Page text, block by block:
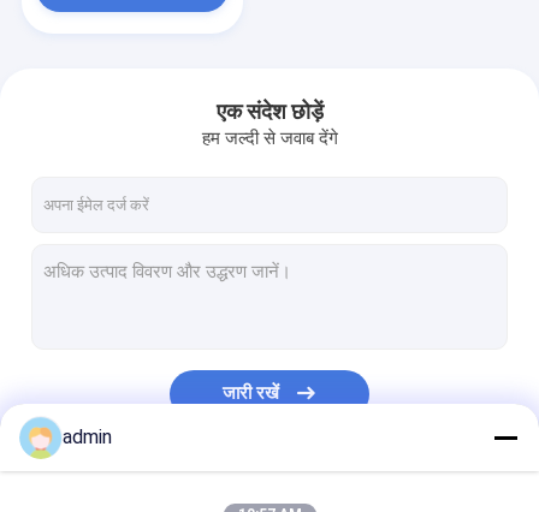
एक संदेश छोड़ें
हम जल्दी से जवाब देंगे
जारी रखें
admin